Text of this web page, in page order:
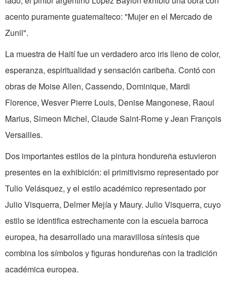
acento puramente guatemalteco: "Mujer en el Mercado de
Zunil".
La muestra de Haití fue un verdadero arco iris lleno de color,
esperanza, espiritualidad y sensación caribeña. Contó con
obras de Moise Allen, Cassendo, Dominique, Mardi
Florence, Wesver Pierre Louis, Denise Mangonese, Raoul
Marius, Simeon Michel, Claude Saint-Rome y Jean François
Versailles.
Dos importantes estilos de la pintura hondureña estuvieron
presentes en la exhibición: el primitivismo representado por
Tulio Velásquez, y el estilo académico representado por
Julio Visquerra, Delmer Mejía y Maury. Julio Visquerra, cuyo
estilo se identifica estrechamente con la escuela barroca
europea, ha desarrollado una maravillosa síntesis que
combina los símbolos y figuras hondureñas con la tradición
académica europea.